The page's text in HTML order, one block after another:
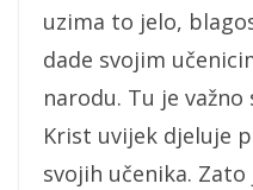
uzima to jelo,
dade svojim
narodu. Tu je
Krist uvijek djeluje
svojih učenika.